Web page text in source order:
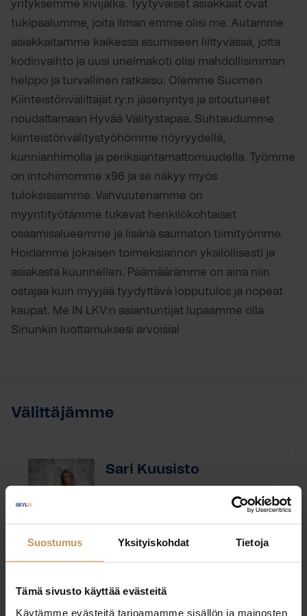
Suostumus Yksityiskohdat Tietoja
Tämä sivusto käyttää evästeitä
Käytämme evästeitä tarjoamamme sisällön ja mainosten
yrityksemme kivijalka. Tyytyväiset asiakkaat ovat
tukipaalumme, joita ilman emme olisi me. Autamme
asiakkaitamme kaikessa asumiseen liittyvässä, jotta
kodinvaihto ja uusi unelmakoti olisi mahdollisimman
helppo ja turvallinen ratkaisu. Olemme Suomen
Kiinteistönvälittäjät ry:n jäsenyritys ja sitoutuneet
noudattamaan Hyvää Välitystapaa. Suhtaudumme
kiinteistönvälitystyöhömme nöyryydellä,
kunnianhimolla ja periksiantamattomuudella. Työmme
on intohimomme x96 ja se näkyy myös
tuloksissamme. Vahvuutenamme on
myyntityötämme tukevat henkilökohtaiset
osaamisalueemme ja lisänä saumaton tiimityömme.
Hoidamme jokaisen toimeksiannon yksilöllisesti ja
asiakasta kuunnellen. Päämäärämme on aina niin
ostajaa kuin myyjää tyydyttävä lopputulos ja nopeat
kaupat. Me IN LKV:n asiantuntijat lupaamme olla
Sinunkin luottamuksesi arvoisia!
Välittäjämme
Sari Kuusisto
Yrittäjä
Koulutus:
Laillistettu kiinteistönvälittäjä, Laillistettu